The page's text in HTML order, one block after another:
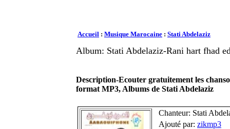
Accueil : Musique Marocaine : Stati Abdelaziz
Album: Stati Abdelaziz-Rani hart fhad
Description-Ecouter gratuitement les
format MP3, Albums de Stati Abdelaziz
Chanteur: Stati
Ajouté par: zikmp3